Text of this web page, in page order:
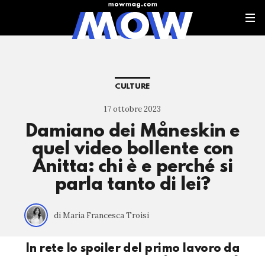
CULTURE
17 ottobre 2023
Damiano dei Måneskin e
quel video bollente con
Anitta: chi è e perché si
parla tanto di lei?
di Maria Francesca Troisi
In rete lo spoiler del primo lavoro da